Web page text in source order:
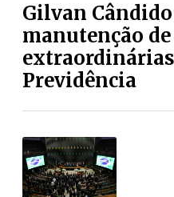
Gilvan
manutenção
extraordinárias
Previdência